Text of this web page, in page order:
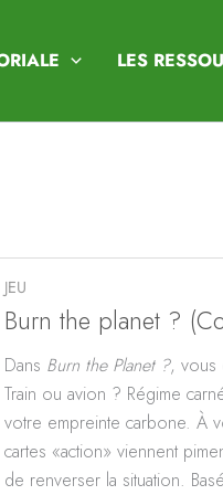
LES
JEU
Burn the planet ?
Dans Burn the Planet ?, vous
Train ou avion ? Régime
votre empreinte carbone. À
cartes «action» viennent
de renverser la situation.